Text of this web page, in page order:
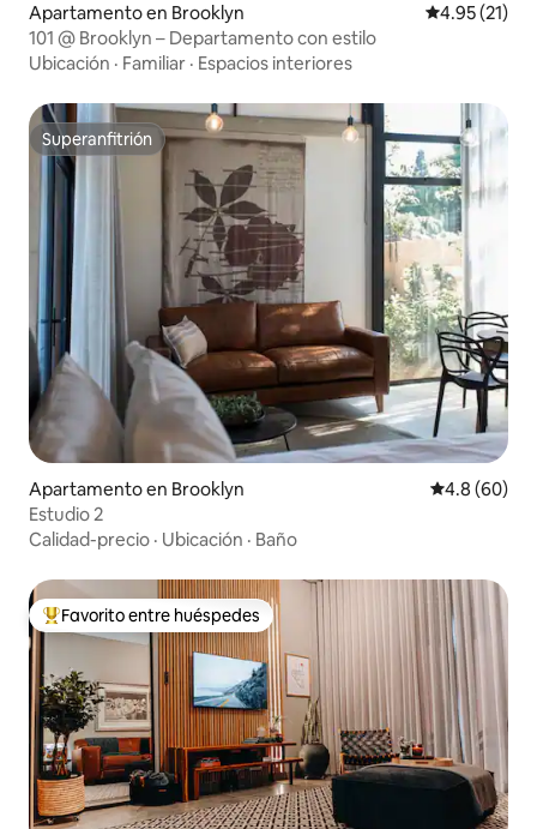
Apartamento en Brooklyn Calificación
4.95 (21)
101 @ Brooklyn – Departamento con estilo
Ubicación · Familiar · Espacios interiores
Superanfitrión
Superanfitrión
Apartamento en Brooklyn Calificación
4.8 (60)
Estudio 2
Calidad-precio · Ubicación · Baño
Favorito entre huéspedes preferido
Favorito entre huéspedes